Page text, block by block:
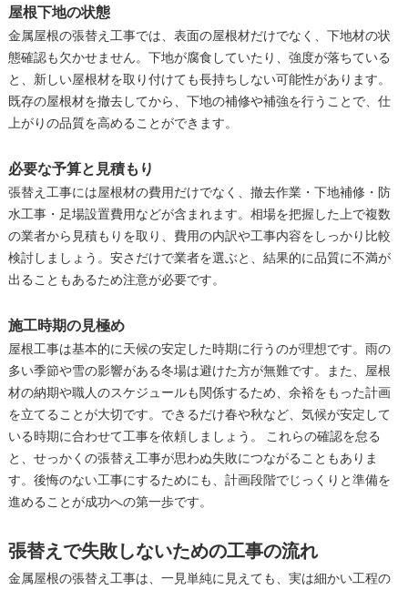
屋根下地の状態
金属屋根の張替え工事では、表面の屋根材だけでなく、下地材の状
態確認も欠かせません。下地が腐食していたり、強度が落ちている
と、新しい屋根材を取り付けても長持ちしない可能性があります。
既存の屋根材を撤去してから、下地の補修や補強を行うことで、仕
上がりの品質を高めることができます。
必要な予算と見積もり
張替え工事には屋根材の費用だけでなく、撤去作業・下地補修・防
水工事・足場設置費用などが含まれます。相場を把握した上で複数
の業者から見積もりを取り、費用の内訳や工事内容をしっかり比較
検討しましょう。安さだけで業者を選ぶと、結果的に品質に不満が
出ることもあるため注意が必要です。
施工時期の見極め
屋根工事は基本的に天候の安定した時期に行うのが理想です。雨の
多い季節や雪の影響がある冬場は避けた方が無難です。また、屋根
材の納期や職人のスケジュールも関係するため、余裕をもった計画
を立てることが大切です。できるだけ春や秋など、気候が安定して
いる時期に合わせて工事を依頼しましょう。 これらの確認を怠る
と、せっかくの張替え工事が思わぬ失敗につながることもありま
す。後悔のない工事にするためにも、計画段階でじっくりと準備を
進めることが成功への第一歩です。
張替えで失敗しないための工事の流れ
金属屋根の張替え工事は、一見単純に見えても、実は細かい工程の